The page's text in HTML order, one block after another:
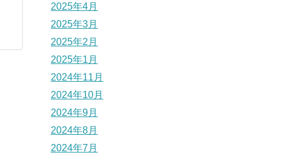
2025年4月
2025年3月
2025年2月
2025年1月
2024年11月
2024年10月
2024年9月
2024年8月
2024年7月